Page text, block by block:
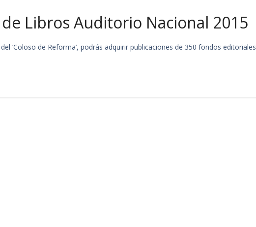
Libros Auditorio Nacional 2015
‘Coloso de Reforma’, podrás adquirir publicaciones de 350 fondos editoriales